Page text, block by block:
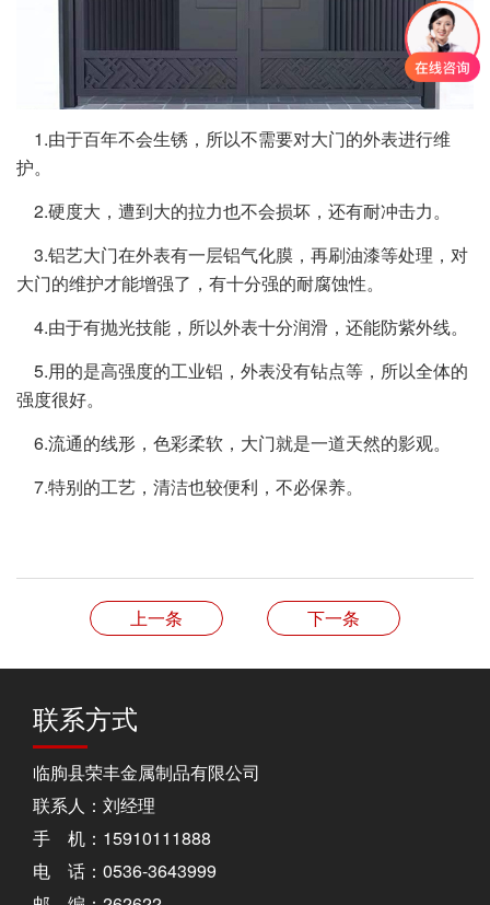
1.由于百年不会生锈，所以不需要对大门的外表进行维
护。
2.硬度大，遭到大的拉力也不会损坏，还有耐冲击力。
3.铝艺大门在外表有一层铝气化膜，再刷油漆等处理，对
大门的维护才能增强了，有十分强的耐腐蚀性。
4.由于有抛光技能，所以外表十分润滑，还能防紫外线。
5.用的是高强度的工业铝，外表没有钻点等，所以全体的
强度很好。
6.流通的线形，色彩柔软，大门就是一道天然的影观。
7.特别的工艺，清洁也较便利，不必保养。
上一条 下一条
联系方式
临朐县荣丰金属制品有限公司
联系人：刘经理
手 机：15910111888
电 话：0536-3643999